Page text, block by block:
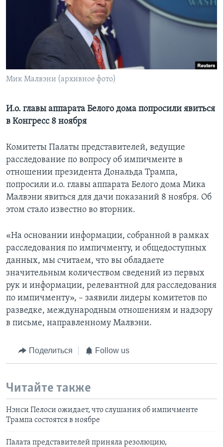
Learning English
СОЦИАЛЬНЫЕ СЕТИ
Мик Малвэни (архивное фото)
И.о. главы аппарата Белого дома попросили явиться
в Конгресс 8 ноября
Комитеты Палаты представителей, ведущие
расследование по вопросу об импичменте в
отношении президента Дональда Трампа,
попросили и.о. главы аппарата Белого дома Мика
Малвэни явиться для дачи показаний 8 ноября. Об
этом стало известно во вторник.
«На основании информации, собранной в рамках
расследования по импичменту, и общедоступных
данных, мы считаем, что вы обладаете
значительным количеством сведений из первых
рук и информации, релевантной для расследования
по импичменту», – заявили лидеры комитетов по
разведке, международным отношениям и надзору
в письме, направленному Малвэни.
Поделиться Follow us
Читайте также
Нэнси Пелоси ожидает, что слушания об импичменте
Трампа состоятся в ноябре
Палата представителей приняла резолюцию,